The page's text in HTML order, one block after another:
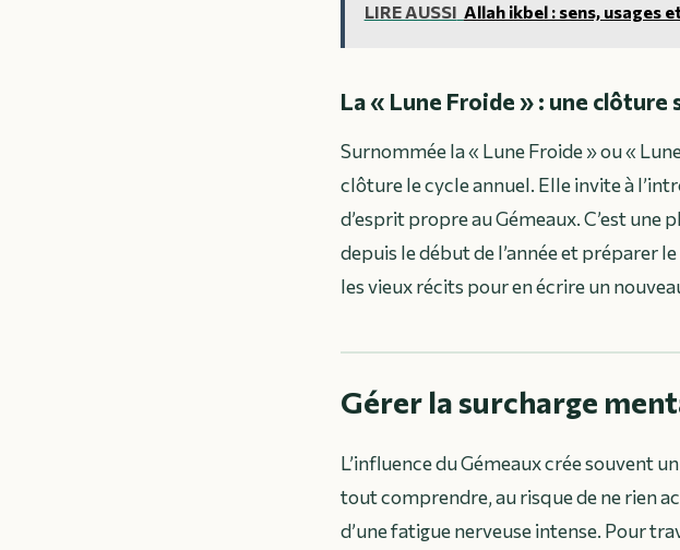
LIRE AUSSI Allah ikbel : sens, usages
La « Lune Froide » : une clôture
Surnommée la « Lune Froide » ou «
clôture le cycle annuel. Elle invite à
d’esprit propre au Gémeaux. C’est
depuis le début de l’année et préparer
les vieux récits pour en écrire un
Gérer la surcharge
L’influence du Gémeaux crée souvent
tout comprendre, au risque de ne rien
d’une fatigue nerveuse intense. Pour